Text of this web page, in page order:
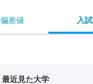
偏差値 入試
最近見た大学